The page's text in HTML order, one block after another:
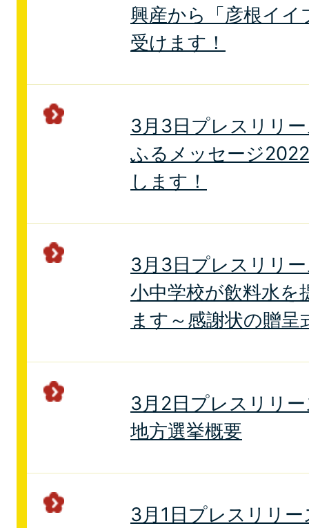
興産から「彦根イ
受けます！
3月3日プレスリリ
ふるメッセージ
します！
3月3日プレスリリ
小中学校が飲料水を
ます～感謝状の贈呈
3月2日プレスリリ
地方選挙概要
3月1日プレスリリ